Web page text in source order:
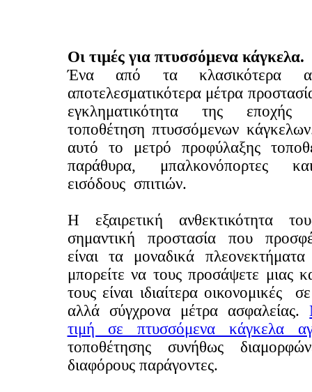
Οι τιμές για πτυσσόμενα κάγκελα.
Ένα από τα κλασικότερα
αποτελεσματικότερα μέτρα
εγκληματικότητα της
τοποθέτηση πτυσσόμενων
αυτό το μετρό προφύλαξης
παράθυρα, μπαλκονόπορτες
εισόδους σπιτιών.
Η εξαιρετική ανθεκτικότητα
σημαντική προστασία που
είναι τα μοναδικά
μπορείτε να τους προσάψετε μιας
τους είναι ιδιαίτερα οικονομικές
αλλά σύγχρονα μέτρα ασφαλείας.
τιμή σε πτυσσόμενα κάγκελα
τοποθέτησης συνήθως
διαφόρους παράγοντες.